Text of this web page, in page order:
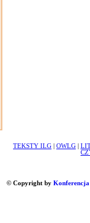
TEKSTY ILG OWLG
© Copyright by Konferencja